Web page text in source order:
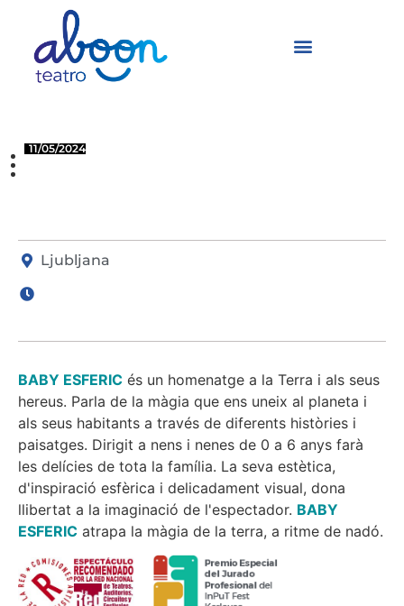
11/05/2024
Ljubljana
BABY ESFERIC és un homenatge a la Terra i als seus
hereus. Parla de la màgia que ens uneix al planeta i
als seus habitants a través de diferents històries i
paisatges. Dirigit a nens i nenes de 0 a 6 anys farà
les delícies de tota la família. La seva estètica,
d'inspiració esfèrica i delicadament visual, dona
llibertat a la imaginació de l'espectador. BABY
ESFERIC atrapa la màgia de la terra, a ritme de nadó.